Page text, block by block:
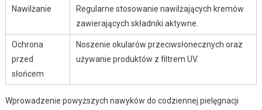
Nawilżanie
Regularne stosowanie nawilżających kremów
zawierających składniki aktywne.
Ochrona
przed
słońcem
Noszenie okularów przeciwsłonecznych oraz
używanie produktów z filtrem UV.
Wprowadzenie powyższych nawyków do codziennej pielęgnacji